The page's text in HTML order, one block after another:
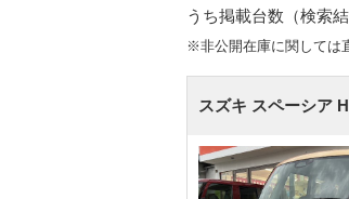
うち掲載台数（検索結
※非公開在庫に関しては
スズキ スペーシア